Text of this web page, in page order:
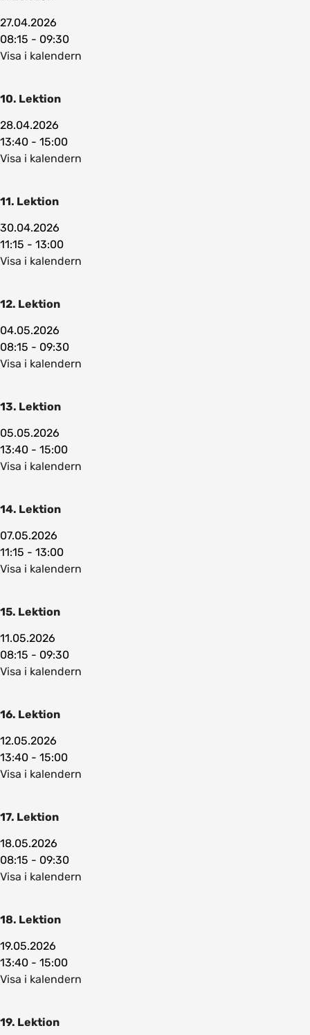
27.04.2026
08:15 - 09:30
Visa i kalendern
10. Lektion
28.04.2026
13:40 - 15:00
Visa i kalendern
11. Lektion
30.04.2026
11:15 - 13:00
Visa i kalendern
12. Lektion
04.05.2026
08:15 - 09:30
Visa i kalendern
13. Lektion
05.05.2026
13:40 - 15:00
Visa i kalendern
14. Lektion
07.05.2026
11:15 - 13:00
Visa i kalendern
15. Lektion
11.05.2026
08:15 - 09:30
Visa i kalendern
16. Lektion
12.05.2026
13:40 - 15:00
Visa i kalendern
17. Lektion
18.05.2026
08:15 - 09:30
Visa i kalendern
18. Lektion
19.05.2026
13:40 - 15:00
Visa i kalendern
19. Lektion